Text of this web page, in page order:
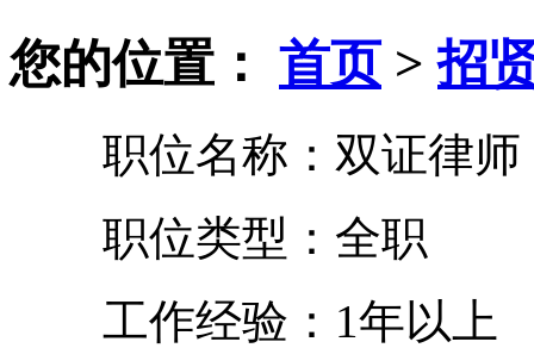
您的位置： 首页>招
职位名称：双证律师
职位类型：全职
工作经验：1年以上